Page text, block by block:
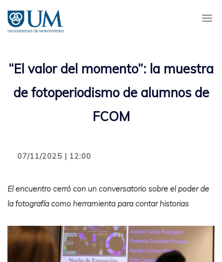
contenido
principal
“El valor del momento”: la muestra
de fotoperiodismo de alumnos de
FCOM
07/11/2025 | 12:00
El encuentro cerró con un conversatorio sobre el poder de
la fotografía como herramienta para contar historias